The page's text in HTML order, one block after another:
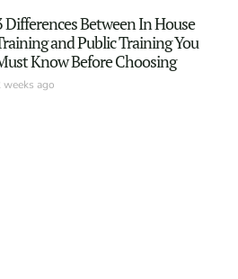
Differences Between In House
and Public Training You
Know Before Choosing
weeks ago